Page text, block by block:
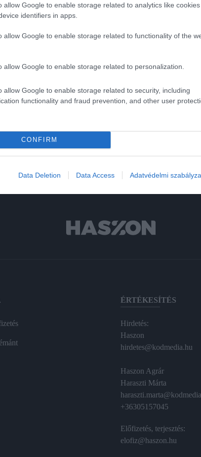
allow Google to enable storage related to analytics like cookies
identifiers in apps.
allow Google to enable storage related to functionality of the
allow Google to enable storage related to personalization.
allow Google to enable storage related to security, including
functionality and fraud prevention, and other user
CONFIRM
Data Deletion Data Access Adatvédelmi
navosok
részletfizetés
ÉRTÉKESÍTÉS
Hirdetés:
Haszon
hirdetes@kodmedia.hu
Haszon Agrár
Haraszti Márta
+36305157045
Előfizetés, terjesztés:
elofiz@haszon.hu